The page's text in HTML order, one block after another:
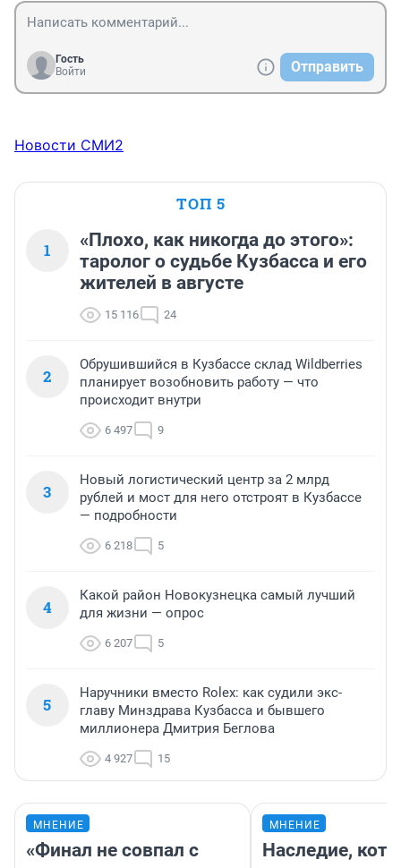
Гость
Войти
Отправить
Новости СМИ2
ТОП 5
1
«Плохо, как никогда до этого»:
таролог о судьбе Кузбасса и его
жителей в августе
15 116 24
2
Обрушившийся в Кузбассе склад Wildberries
планирует возобновить работу — что
происходит внутри
6 497 9
3
Новый логистический центр за 2 млрд
рублей и мост для него отстроят в Кузбассе
— подробности
6 218 5
4
Какой район Новокузнецка самый лучший
для жизни — опрос
6 207 5
5
Наручники вместо Rolex: как судили экс-
главу Минздрава Кузбасса и бывшего
миллионера Дмитрия Беглова
4 927 15
МНЕНИЕ
«Финал не совпал с
МНЕНИЕ
Наследие,